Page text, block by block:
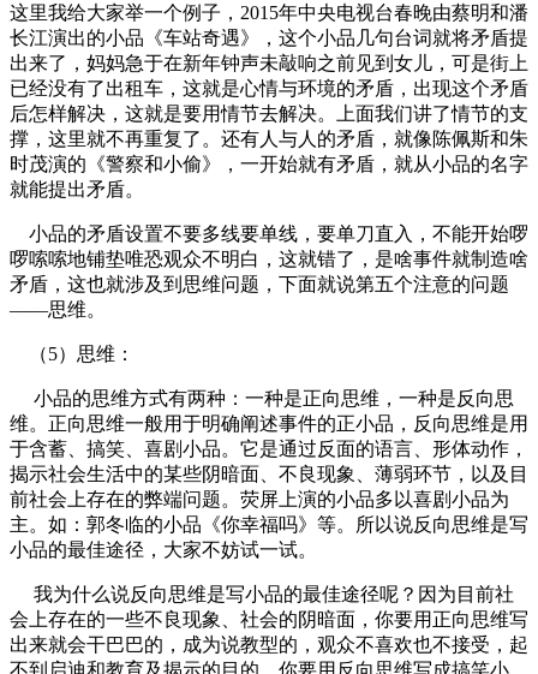
这里我给大家举一个例子，2015年中央电视台春晚由蔡明和潘
长江演出的小品《车站奇遇》，这个小品几句台词就将矛盾提
出来了，妈妈急于在新年钟声未敲响之前见到女儿，可是街上
已经没有了出租车，这就是心情与环境的矛盾，出现这个矛盾
后怎样解决，这就是要用情节去解决。上面我们讲了情节的支
撑，这里就不再重复了。还有人与人的矛盾，就像陈佩斯和朱
时茂演的《警察和小偷》，一开始就有矛盾，就从小品的名字
就能提出矛盾。
小品的矛盾设置不要多线要单线，要单刀直入，不能开始啰
啰嗦嗦地铺垫唯恐观众不明白，这就错了，是啥事件就制造啥
矛盾，这也就涉及到思维问题，下面就说第五个注意的问题
——思维。
（5）思维：
小品的思维方式有两种：一种是正向思维，一种是反向思
维。正向思维一般用于明确阐述事件的正小品，反向思维是用
于含蓄、搞笑、喜剧小品。它是通过反面的语言、形体动作，
揭示社会生活中的某些阴暗面、不良现象、薄弱环节，以及目
前社会上存在的弊端问题。荧屏上演的小品多以喜剧小品为
主。如：郭冬临的小品《你幸福吗》等。所以说反向思维是写
小品的最佳途径，大家不妨试一试。
我为什么说反向思维是写小品的最佳途径呢？因为目前社
会上存在的一些不良现象、社会的阴暗面，你要用正向思维写
出来就会干巴巴的，成为说教型的，观众不喜欢也不接受，起
不到启迪和教育及揭示的目的。你要用反向思维写成搞笑小